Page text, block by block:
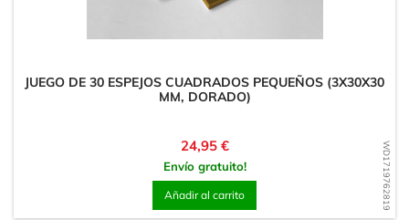
WD1719762819
JUEGO DE 30 ESPEJOS CUADRADOS PEQUEÑOS (3X30X30
MM, DORADO)
Precio
24,95 €
Envío gratuito!
Añadir al carrito